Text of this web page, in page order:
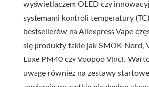
wyświetlaczem OLED czy
systemami kontroli temperatury
bestsellerów na Aliexpress Vape
się produkty takie jak SMOK Nord,
Luxe PM40 czy Voopoo Vinci.
uwagę również na zestawy